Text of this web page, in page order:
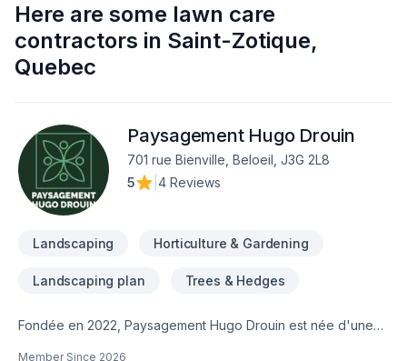
Here are some lawn care
contractors in Saint-Zotique,
Quebec
Paysagement Hugo Drouin
701 rue Bienville, Beloeil, J3G 2L8
5
4 Reviews
Landscaping Horticulture & Gardening
Landscaping plan Trees & Hedges
Fondée en 2022, Paysagement Hugo Drouin est née d'une
Member Since 2026